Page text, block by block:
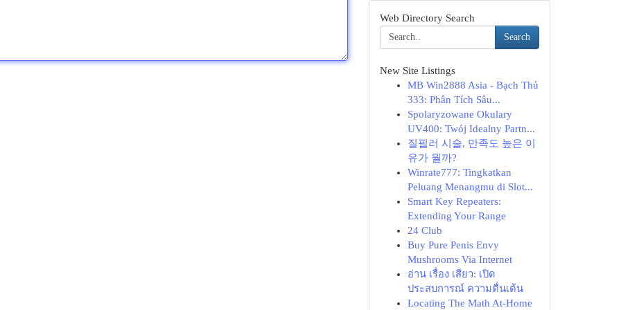
Web Directory Search
Search
New Site Listings
MB Win2888 Asia - Bạch Thủ
333: Phân Tích Sâu...
Spolaryzowane Okulary
UV400: Twój Idealny Partn...
질필러 시술, 만족도 높은 이
유가 뭘까?
Winrate777: Tingkatkan
Peluang Menangmu di Slot...
Smart Key Repeaters:
Extending Your Range
24 Club
Buy Pure Penis Envy
Mushrooms Via Internet
อ่าน เรื่อง เสียว: เปิด
ประสบการณ์ ความตื่นเต้น
Locating The Math At-Home